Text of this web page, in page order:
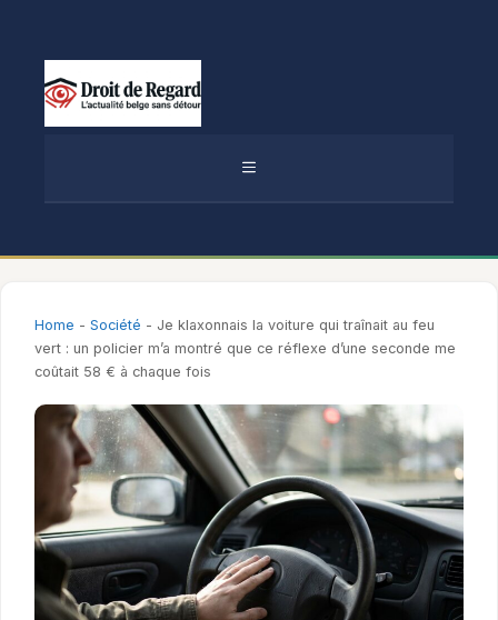
MENU
Home - Société - Je klaxonnais la voiture qui traînait au feu
vert : un policier m’a montré que ce réflexe d’une seconde me
coûtait 58 € à chaque fois